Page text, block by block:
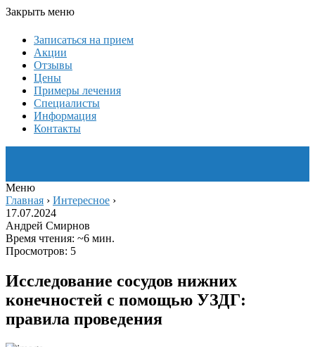
Закрыть меню
Записаться на прием
Акции
Отзывы
Цены
Примеры лечения
Специалисты
Информация
Контакты
Меню
Главная › Интересное ›
17.07.2024
Андрей Смирнов
Время чтения: ~6 мин.
Просмотров: 5
Исследование сосудов нижних
конечностей с помощью УЗДГ:
правила проведения